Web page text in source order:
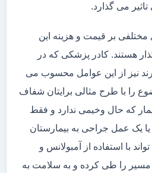
می گذارد.
بر قیمت و هزینه این
هستند. کادر پزشکی که در
نیز از این عوامل محسوب می
را با طرح مثالی برایتان شفاف
که حال وخیمی ندارد و فقط
یا یک عمل جراحی به بیمارستان
با استفاده از آمبولانس و
مسیر را طی کرده و به سلامت به